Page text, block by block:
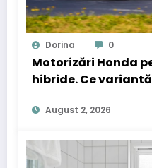
Dorina 0
Motorizări Honda
hibride. Ce
August 2, 2026